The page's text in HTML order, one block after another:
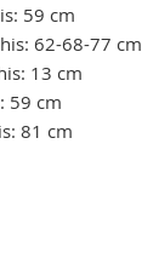
59 cm
62-68-77 cm
13 cm
59 cm
81 cm